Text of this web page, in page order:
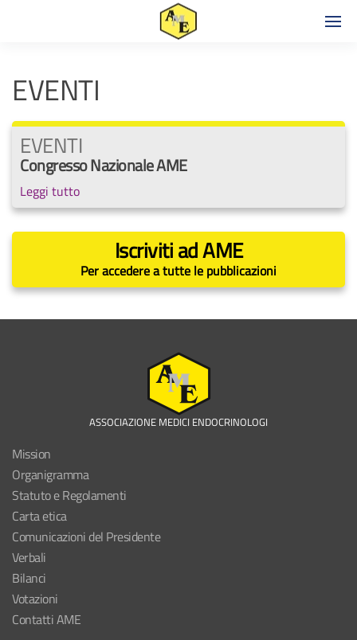
EVENTI
EVENTI
Congresso Nazionale AME
Leggi tutto
Iscriviti ad AME
Per accedere a tutte le pubblicazioni
ASSOCIAZIONE MEDICI ENDOCRINOLOGI
Mission
Organigramma
Statuto e Regolamenti
Carta etica
Comunicazioni del Presidente
Verbali
Bilanci
Votazioni
Contatti AME